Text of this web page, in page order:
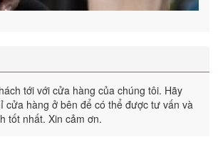
tới với cửa hàng của chúng tôi. Hãy
cửa hàng ở bên để có thể được tư vấn và
tốt nhất. Xin cảm ơn.